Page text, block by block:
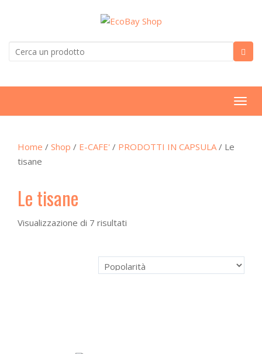
T
o
a
Home / Shop / E-CAFE' / PRODOTTI IN CAPSULA/ Le
tisane
Le tisane
Visualizzazione di 7 risultati